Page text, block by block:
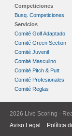
Competiciones
Busq. Competiciones
Servicios
Comité Golf Adaptado
Comité Green Section
Comité Juvenil
Comité Masculino
Comité Pitch & Putt
Comité Profesionales
Comité Reglas
2026 Live Scoring -
Aviso Legal
Política